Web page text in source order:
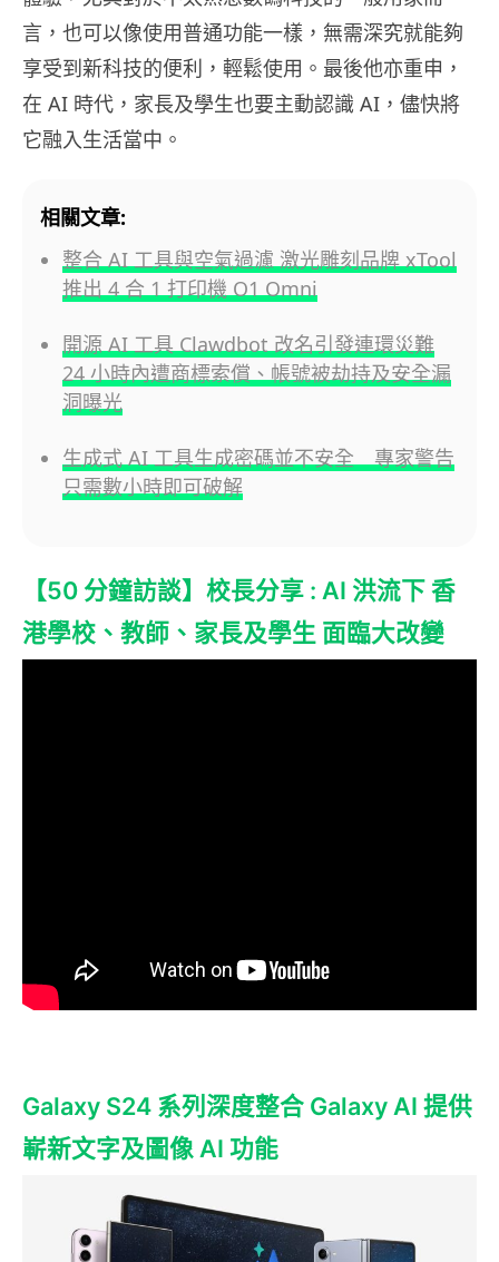
言，也可以像使用普通功能一樣，無需深究就能夠
享受到新科技的便利，輕鬆使用。最後他亦重申，
在 AI 時代，家長及學生也要主動認識 AI，儘快將
它融入生活當中。
相關文章:
整合 AI 工具與空氣過濾 激光雕刻品牌 xTool
推出 4 合 1 打印機 O1 Omni
開源 AI 工具 Clawdbot 改名引發連環災難
24 小時內遭商標索償、帳號被劫持及安全漏
洞曝光
生成式 AI 工具生成密碼並不安全 專家警告
只需數小時即可破解
【50 分鐘訪談】校長分享 : AI 洪流下 香
港學校、教師、家長及學生 面臨大改變
Galaxy S24 系列深度整合 Galaxy AI 提供
嶄新文字及圖像 AI 功能